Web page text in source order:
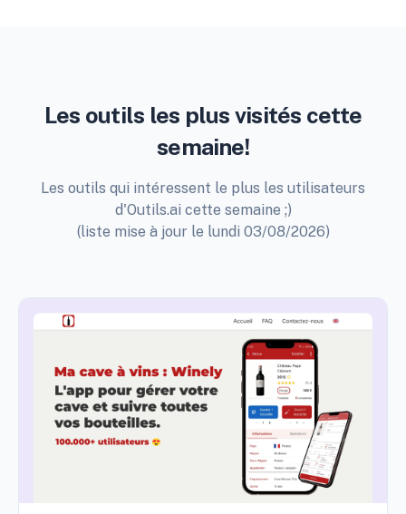
Les outils les plus visités cette
semaine!
Les outils qui intéressent le plus les utilisateurs
d'Outils.ai cette semaine ;)
(liste mise à jour le lundi 03/08/2026)